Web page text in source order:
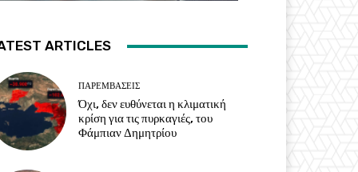
ARTICLES
ΠΑΡΕΜΒΑΣΕΙΣ
Όχι, δεν ευθύνεται η κλιματική
κρίση για τις πυρκαγιές, του
Φάμπιαν Δημητρίου